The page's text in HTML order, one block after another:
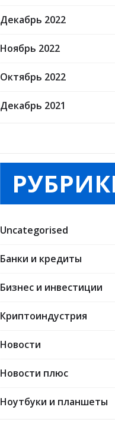
Декабрь 2022
Ноябрь 2022
Октябрь 2022
Декабрь 2021
Uncategorised
Банки и кредиты
Бизнес и инвестиции
Криптоиндустрия
Новости
Новости плюс
Ноутбуки и планшеты